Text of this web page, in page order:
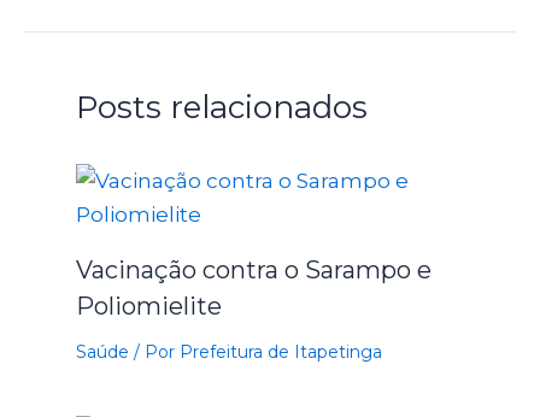
Posts relacionados
Vacinação contra o Sarampo e
Poliomielite
Saúde / Por Prefeitura de Itapetinga